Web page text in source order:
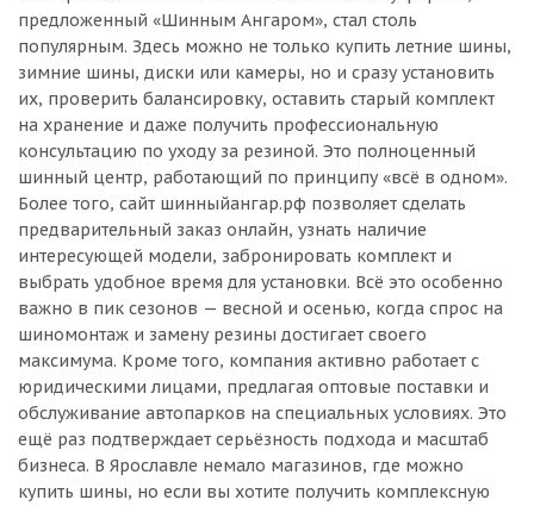
предложенный «Шинным Ангаром», стал столь
популярным. Здесь можно не только купить летние шины,
зимние шины, диски или камеры, но и сразу установить
их, проверить балансировку, оставить старый комплект
на хранение и даже получить профессиональную
консультацию по уходу за резиной. Это полноценный
шинный центр, работающий по принципу «всё в одном».
Более того, сайт шинныйангар.рф позволяет сделать
предварительный заказ онлайн, узнать наличие
интересующей модели, забронировать комплект и
выбрать удобное время для установки. Всё это особенно
важно в пик сезонов — весной и осенью, когда спрос на
шиномонтаж и замену резины достигает своего
максимума. Кроме того, компания активно работает с
юридическими лицами, предлагая оптовые поставки и
обслуживание автопарков на специальных условиях. Это
ещё раз подтверждает серьёзность подхода и масштаб
бизнеса. В Ярославле немало магазинов, где можно
купить шины, но если вы хотите получить комплексную